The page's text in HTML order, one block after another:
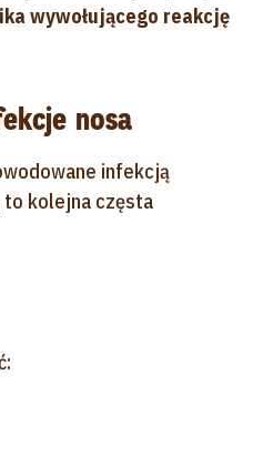
wywołującego reakcję
nosa
infekcją
kolejna częsta